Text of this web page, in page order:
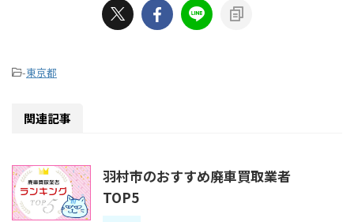
-東京都
関連記事
羽村市のおすすめ廃車買取業者
TOP5